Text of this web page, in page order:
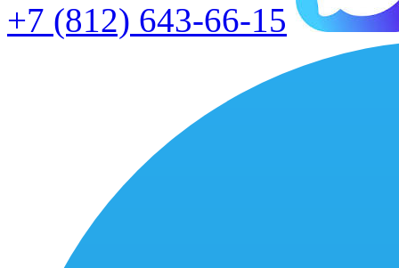
+7 (812) 643-66-15